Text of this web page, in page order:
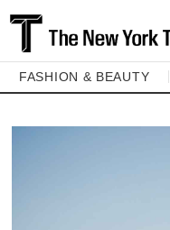
FASHION & BEAUTY